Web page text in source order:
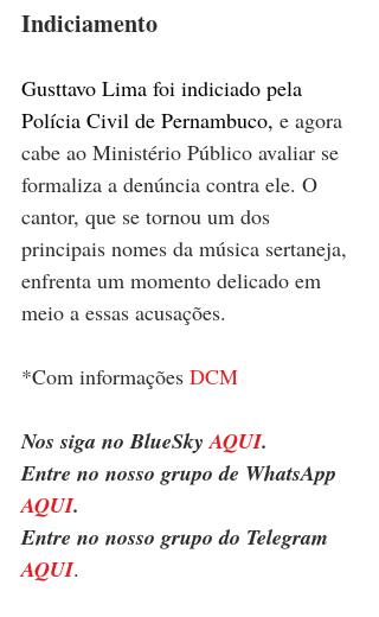
Indiciamento
Gusttavo Lima foi indiciado pela
Polícia Civil de Pernambuco, e agora
cabe ao Ministério Público avaliar se
formaliza a denúncia contra ele. O
cantor, que se tornou um dos
principais nomes da música sertaneja,
enfrenta um momento delicado em
meio a essas acusações.
*Com informações DCM
Nos siga no BlueSky AQUI.
Entre no nosso grupo de WhatsApp
AQUI.
Entre no nosso grupo do Telegram
AQUI.